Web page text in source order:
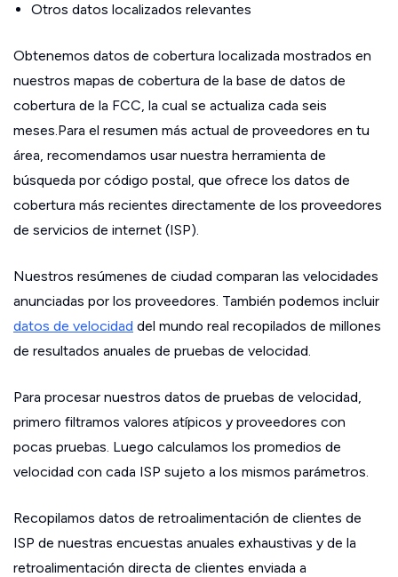
Otros datos localizados relevantes
Obtenemos datos de cobertura localizada mostrados en
nuestros mapas de cobertura de la base de datos de
cobertura de la FCC, la cual se actualiza cada seis
meses.Para el resumen más actual de proveedores en tu
área, recomendamos usar nuestra herramienta de
búsqueda por código postal, que ofrece los datos de
cobertura más recientes directamente de los proveedores
de servicios de internet (ISP).
Nuestros resúmenes de ciudad comparan las velocidades
anunciadas por los proveedores. También podemos incluir
datos de velocidad del mundo real recopilados de millones
de resultados anuales de pruebas de velocidad.
Para procesar nuestros datos de pruebas de velocidad,
primero filtramos valores atípicos y proveedores con
pocas pruebas. Luego calculamos los promedios de
velocidad con cada ISP sujeto a los mismos parámetros.
Recopilamos datos de retroalimentación de clientes de
ISP de nuestras encuestas anuales exhaustivas y de la
retroalimentación directa de clientes enviada a